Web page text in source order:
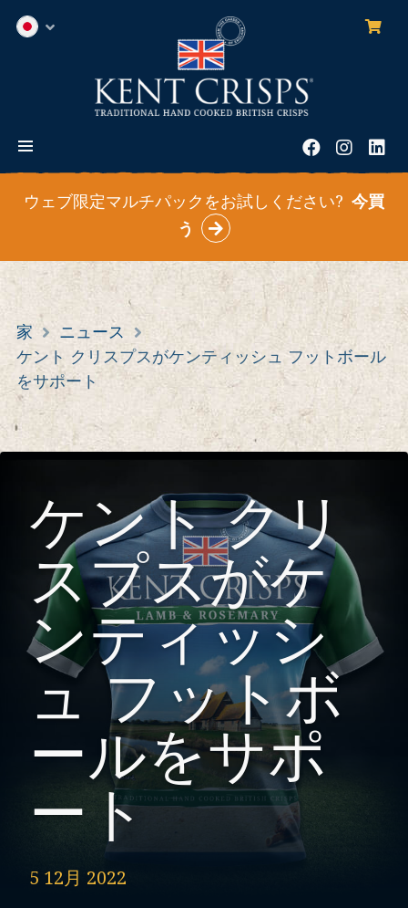
日
フ
ス
ク
イ
タ
ア
イ
メ
ニ
ュ
ー
ウェブ限定マルチパックをお試しください? 今買
う
家
ニュース
ケント クリスプスがケンティッシュ フットボール
をサポート
ケント クリ
スプスがケ
ンティッシ
ュ フットボ
ールをサポ
ート
5 12月 2022